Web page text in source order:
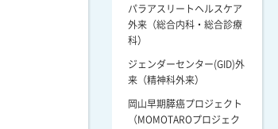
パラアスリートヘルスケア
外来（総合内科・総合診療
科）
ジェンダーセンター(GID)外
来（精神科外来）
岡山早期膵癌プロジェクト
（MOMOTAROプロジェク